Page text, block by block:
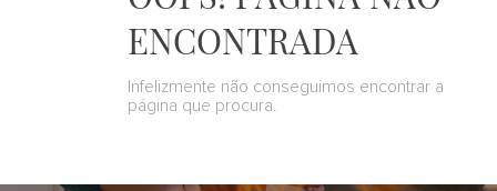
ENCONTRADA
Infelizmente não conseguimos encontrar a
página que procura.